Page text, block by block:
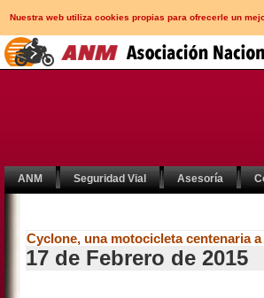
Nuestra web utiliza cookies propias para ofrecerle un
ANM Seguridad Vial Asesoría
Cyclone, una motocicleta centenaria
17 de Febrero de 2015